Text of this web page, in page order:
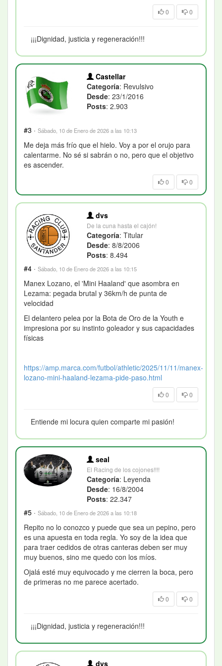
0 0
¡¡¡Dignidad, justicia y regeneración!!!
Castellar
Categoría: Revulsivo
Desde: 23/1/2016
Posts: 2.903
#3 · Sábado, 10 de Enero de 2026 a las 10:13
Me deja más frío que el hielo. Voy a por el orujo para
calentarme. No sé si sabrán o no, pero que el objetivo
es ascender.
0 0
dvs
De la cuna hasta el cajón!
Categoría: Titular
Desde: 8/8/2006
Posts: 8.494
#4 · Sábado, 10 de Enero de 2026 a las 10:15
Manex Lozano, el 'Mini Haaland' que asombra en
Lezama: pegada brutal y 36km/h de punta de
velocidad
El delantero pelea por la Bota de Oro de la Youth e
impresiona por su instinto goleador y sus capacidades
físicas
https://amp.marca.com/futbol/athletic/2025/11/11/manex-
lozano-mini-haaland-lezama-pide-paso.html
0 0
Entiende mi locura quien comparte mi pasión!
seal
El Racing de los cojones!!!!
Categoría: Leyenda
Desde: 16/8/2004
Posts: 22.347
#5 · Sábado, 10 de Enero de 2026 a las 10:18
Repito no lo conozco y puede que sea un pepino, pero
es una apuesta en toda regla. Yo soy de la idea que
para traer cedidos de otras canteras deben ser muy
muy buenos, sino me quedo con los míos.
Ojalá esté muy equivocado y me cierren la boca, pero
de primeras no me parece acertado.
0 0
¡¡¡Dignidad, justicia y regeneración!!!
dvs